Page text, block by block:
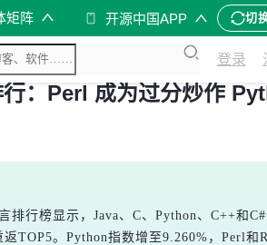
矩阵 开源中国APP 切
登录
：Perl 成为过分炒作
排行榜显示，Java、C、Python、C++和
TOP5。Python指数增至9.260%，Perl和